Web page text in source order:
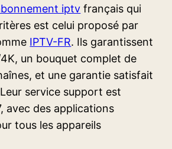
iptv français qui
est celui proposé par
IPTV-FR. Ils garantissent
un bouquet complet de
et une garantie satisfait
service support est
avec des applications
tous les appareils